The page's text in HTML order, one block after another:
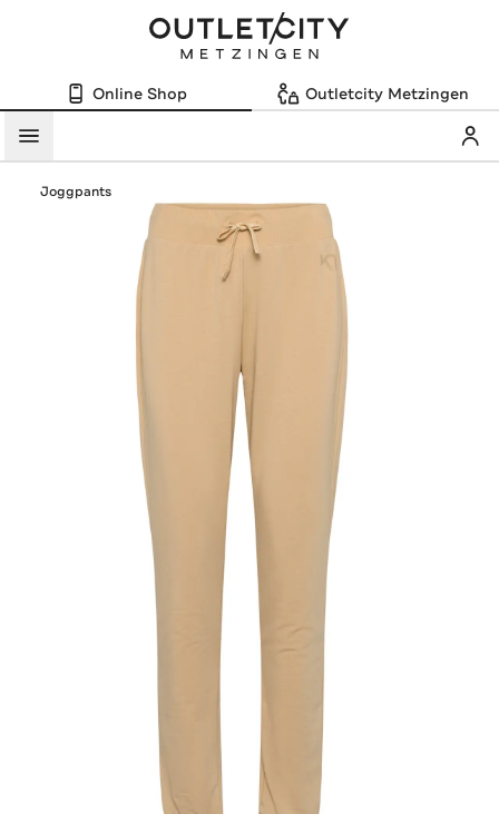
Online Shop Outletcity Metzingen
Menü
Joggpants